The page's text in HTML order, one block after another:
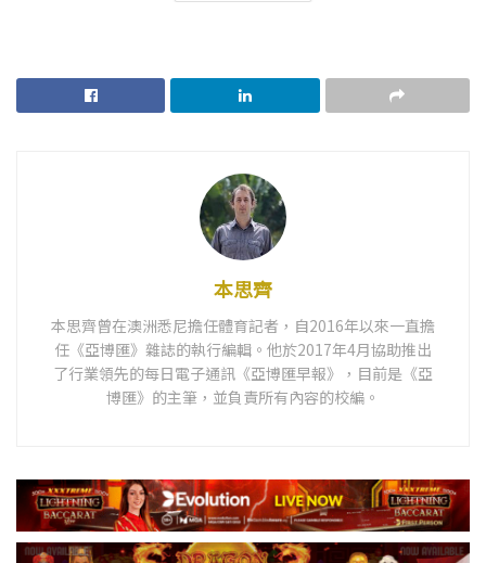
本思齊
本思齊曾在澳洲悉尼擔任體育記者，自2016年以來一直擔
任《亞博匯》雜誌的執行編輯。他於2017年4月協助推出
了行業領先的每日電子通訊《亞博匯早報》，目前是《亞
博匯》的主筆，並負責所有內容的校編。